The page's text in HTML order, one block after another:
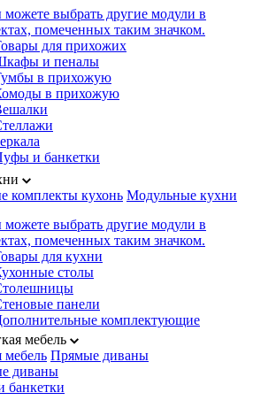
выбрать другие модули в
помеченных таким значком.
для прихожих
и пеналы
в прихожую
в прихожую
и банкетки
комплекты кухонь Модульные кухни
выбрать другие модули в
помеченных таким значком.
для кухни
столы
панели
комплектующие
мебель
мебель Прямые диваны
диваны